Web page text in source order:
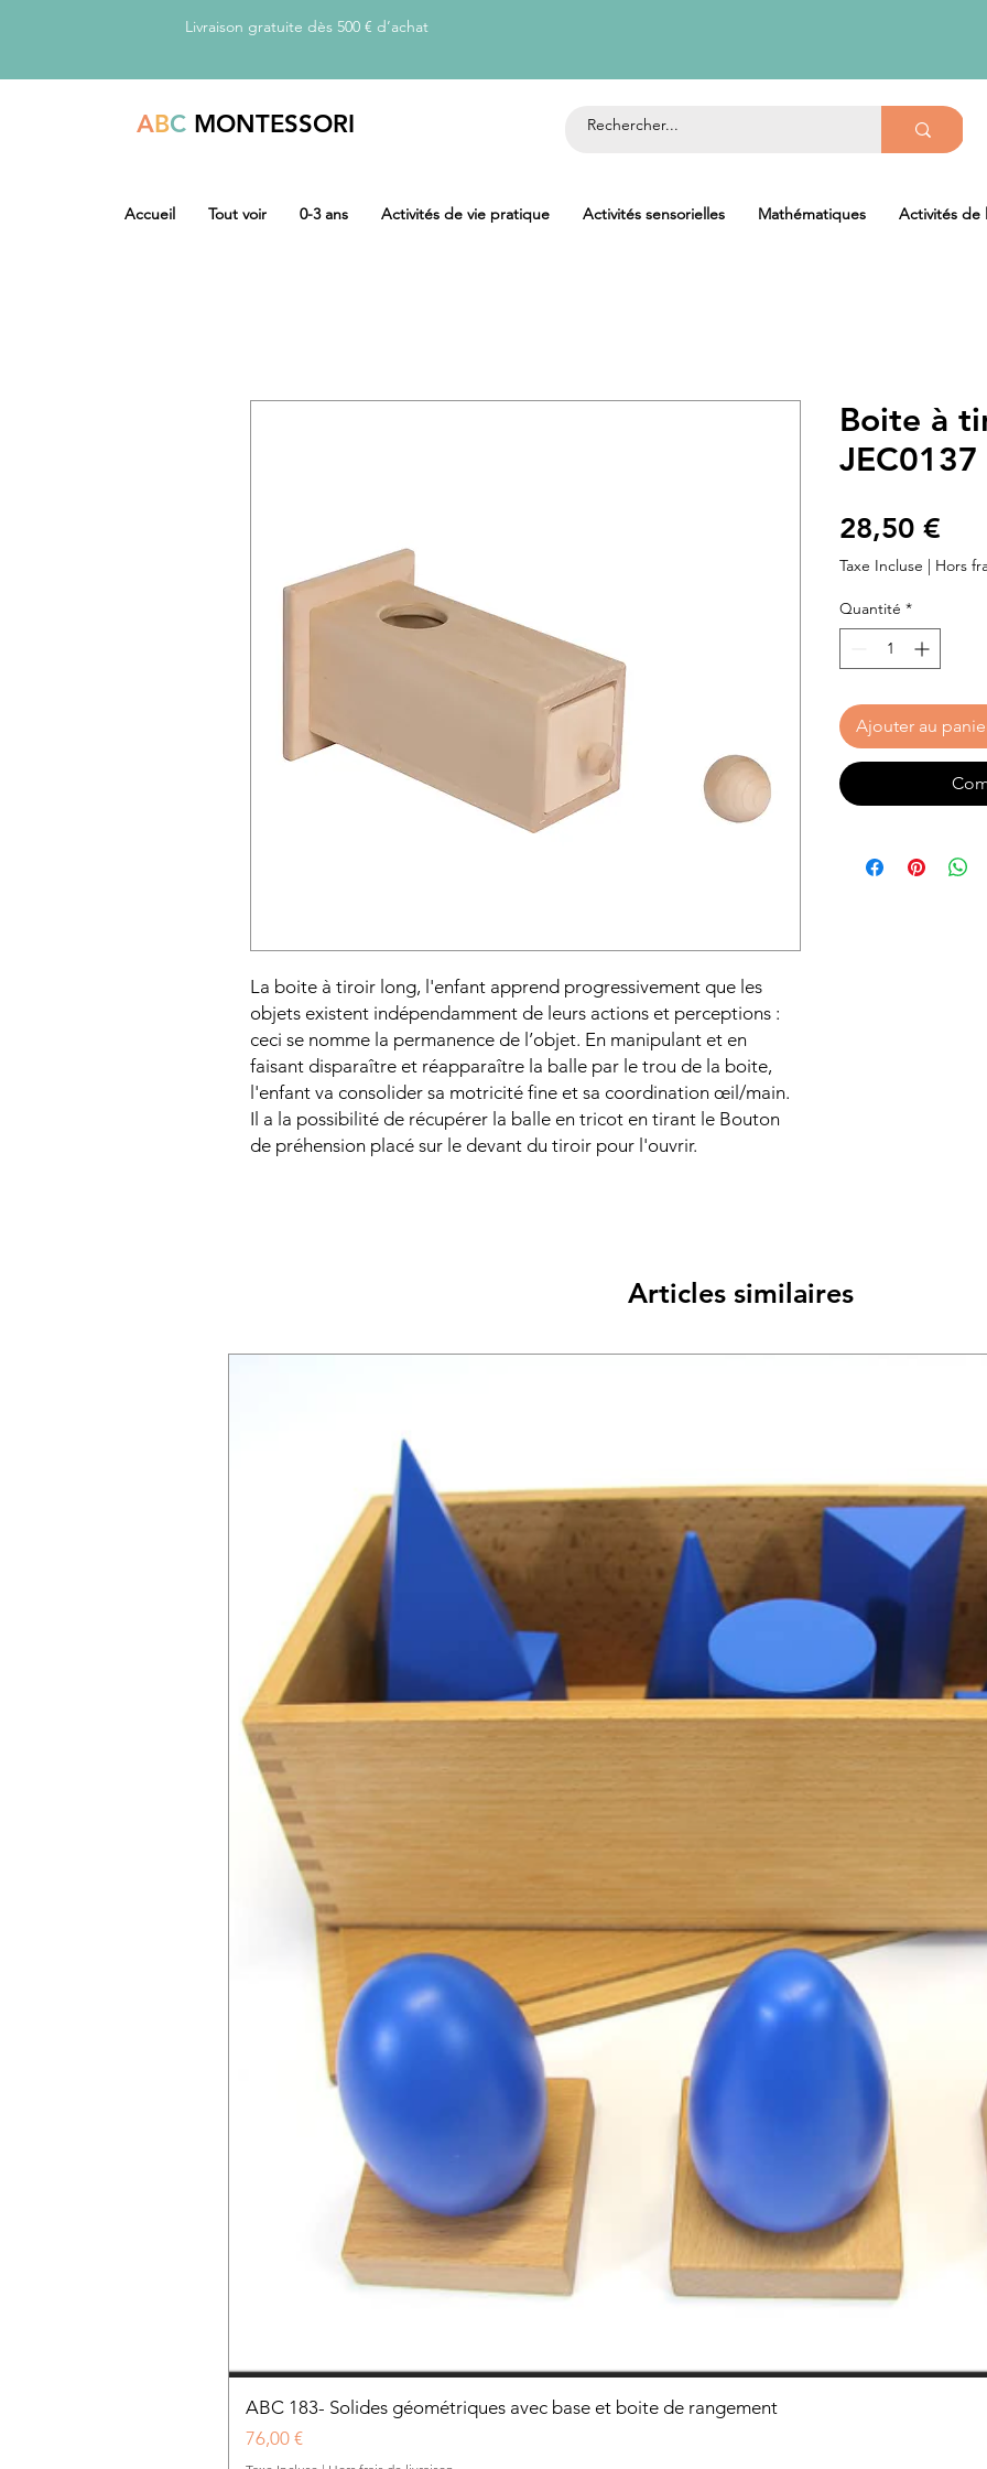
Livraison gratuite dès 500 € d’achat
ABC MONTESSORI
Accueil Tout voir 0-3 ans Activités de vie pratique Activités sensorielles Mathématiques Activités de
La boite à tiroir long, l'enfant apprend progressivement que les
objets existent indépendamment de leurs actions et perceptions :
ceci se nomme la permanence de l’objet. En manipulant et en
faisant disparaître et réapparaître la balle par le trou de la boite,
l'enfant va consolider sa motricité fine et sa coordination œil/main.
Il a la possibilité de récupérer la balle en tricot en tirant le Bouton
de préhension placé sur le devant du tiroir pour l'ouvrir.
Boite à
JEC0137
28,50 €
Taxe Incluse | Hors
Quantité *
Ajouter au
Articles similaires
ABC 183- Solides géométriques avec base et boite de rangement
Prix
76,00 €